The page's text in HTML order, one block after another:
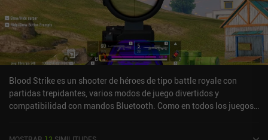
Mobile se monetiza mediante iAPs para suscripciones y compras
únicas que suponen una gran ventaja a la hora de progresar. La
única ventaja es que las recompensas diarias por iniciar sesión
son bastante generosas. En general, el juego ofrece una
experiencia muy familiar para los fans de la serie, pero para los
nuevos jugadores, sus sistemas y su dificultad pueden resultar
demasiado frustrantes.
Blood Strike es un shooter de héroes de tipo battle royale con
partidas trepidantes, varios modos de juego divertidos y
compatibilidad con mandos Bluetooth. Como en todos los juegos